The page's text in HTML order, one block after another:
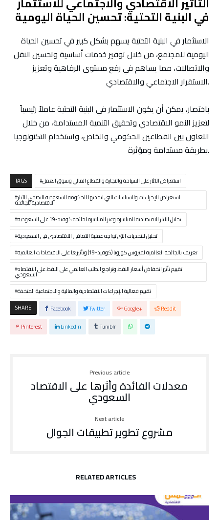
في البنية التحتية: تحسين الحياة اليومية
الاستثمار في البنية التحتية يسهم بشكل كبير في تحسين الحياة
اليومية للمجتمع، من خلال توفير خدمات أساسية وتحسين النقل
والاتصالات، مما يساهم في رفع مستوى الرفاهية وتعزيز
الاستقرار الاجتماعي والاقتصادي.
باختصار، يمكن أن يكون الاستثمار في البنية التحتية عاملاً رئيسياً
لتعزيز النمو الاقتصادي وتحقيق التنمية المستدامة، من خلال
التعاون بين القطاعين الحكومي والخاص، واستخدام التكنولوجيا
بطريقة مستدامة ومؤثرة.
TAGS
استعراض الآثار على السياحة والتجارة والقطاع المالي وسوق العمل
استعراض للإجراءات والسياسات التي اتخذتها الحكومة السعودية للتصدي للآثار
الاقتصادية للجائحة
تحليل للآثار الاقتصادية المباشرة وغير المباشرة لجائحة كوفيد-19 على السعودية
تحليل للتحديات التي تواجه عملية التعافي الاقتصادي في السعودية
تعريف بالجائحة العالمية لفيروس كورونا (كوفيد-19) وتأثيرها على الاقتصادات العالمية
تقييم تأثير انخفاض أسعار النفط وتراجع الطلب العالمي على النفط على الاقتصاد
السعودي
تقييم فعالية الإجراءات الاقتصادية والمالية والاجتماعية المتخذة
SHARE
Facebook Twitter Google+
Reddit
Pinterest
Linkedin Tumblr
Previous article
معدلات الفائدة وأثرها على الاقتصاد
السعودي
Next article
مشروع تطوير تطبيقات الجوال
RELATED ARTICLES